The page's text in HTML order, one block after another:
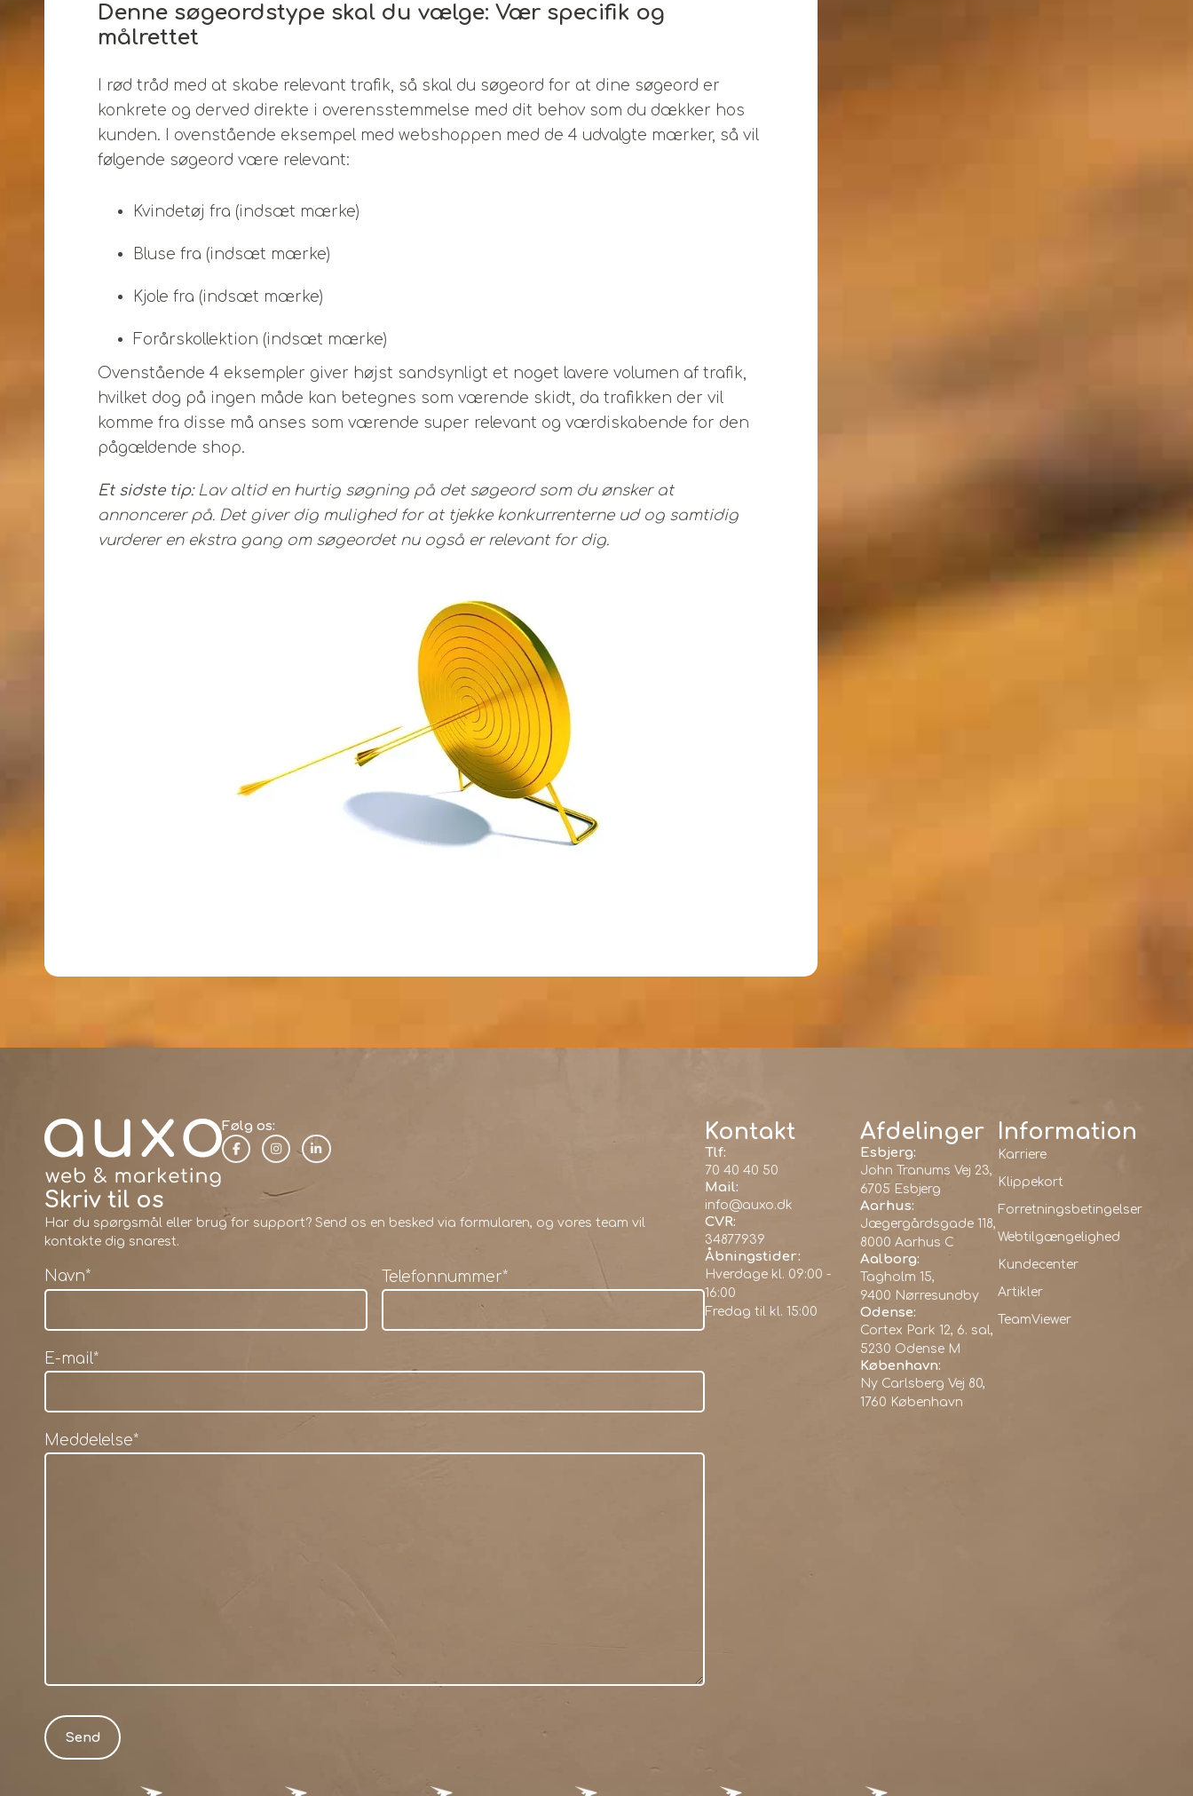
Denne søgeordstype skal du vælge: Vær specifik og
målrettet
I rød tråd med at skabe relevant trafik, så skal du søgeord for at dine søgeord er
konkrete og derved direkte i overensstemmelse med dit behov som du dækker hos
kunden. I ovenstående eksempel med webshoppen med de 4 udvalgte mærker, så vil
følgende søgeord være relevant:
Kvindetøj fra (indsæt mærke)
Bluse fra (indsæt mærke)
Kjole fra (indsæt mærke)
Forårskollektion (indsæt mærke)
Ovenstående 4 eksempler giver højst sandsynligt et noget lavere volumen af trafik,
hvilket dog på ingen måde kan betegnes som værende skidt, da trafikken der vil
komme fra disse må anses som værende super relevant og værdiskabende for den
pågældende shop.
Et sidste tip:Lav altid en hurtig søgning på det søgeord som du ønsker at
annoncerer på. Det giver dig mulighed for at tjekke konkurrenterne ud og samtidig
vurderer en ekstra gang om søgeordet nu også er relevant for dig.
Følg os:
Skriv til os
Har du spørgsmål eller brug for support? Send os en besked via formularen, og vores team vil
kontakte dig snarest.
Navn* Telefonnummer*
E-mail*
Meddelelse*
Kontakt
Tlf:
70 40 40 50
Mail:
info@auxo.dk
CVR:
34877939
Åbningstider:
Hverdage kl. 09:00 -
16:00
Fredag til kl. 15:00
Afdelinger
Esbjerg:
John Tranums Vej 23,
6705 Esbjerg
Aarhus:
Jægergårdsgade 118,
8000 Aarhus C
Aalborg:
Tagholm 15,
9400 Nørresundby
Odense:
Cortex Park 12, 6. sal,
5230 Odense M
København:
Ny Carlsberg Vej 80,
1760 København
Information
Karriere
Klippekort
Forretningsbetingelser
Webtilgængelighed
Kundecenter
Artikler
TeamViewer